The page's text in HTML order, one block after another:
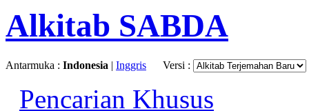
Alkitab SABDA
Antarmuka : Indonesia | Inggris Versi :
Pencarian Khusus